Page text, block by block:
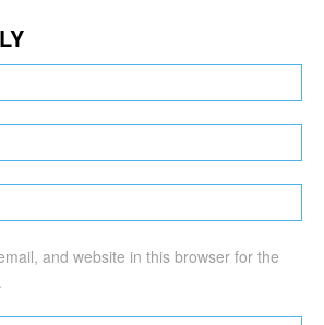
and website in this browser for the